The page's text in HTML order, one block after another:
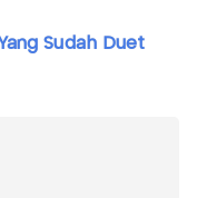
Sudah Duet